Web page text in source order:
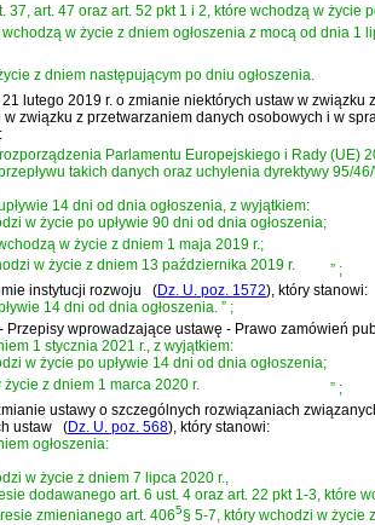
37, art. 47 oraz art. 52 pkt 1 i 2, które wchodzą w życie
w życie z dniem ogłoszenia z mocą od dnia 1
z dniem następującym po dniu ogłoszenia.
lutego 2019 r. o zmianie niektórych ustaw w
związku z przetwarzaniem danych osobowych i w
Parlamentu Europejskiego i Rady
takich danych oraz uchylenia dyrektywy 95/
14 dni od dnia ogłoszenia, z wyjątkiem:
w życie po upływie 90 dni od dnia ogłoszenia;
w życie z dniem 1 maja 2019 r.;
w życie z dniem 13 października 2019 r. ” ;
instytucji rozwoju (Dz. U. poz. 1572), który stanowi:
14 dni od dnia ogłoszenia. ” ;
Przepisy wprowadzające ustawę - Prawo zamówień
1 stycznia 2021 r., z wyjątkiem:
w życie po upływie 14 dni od dnia ogłoszenia;
z dniem 1 marca 2020 r. ” ;
ustawy o szczególnych rozwiązaniach
ustaw
(Dz. U. poz. 568) , który stanowi:
ogłoszenia:
w życie z dniem 7 lipca 2020 r.,
dodawanego art. 6 ust. 4 oraz art. 22 pkt 1-3, które
zmienianego art. 4065§ 5-7, który wchodzi w życie